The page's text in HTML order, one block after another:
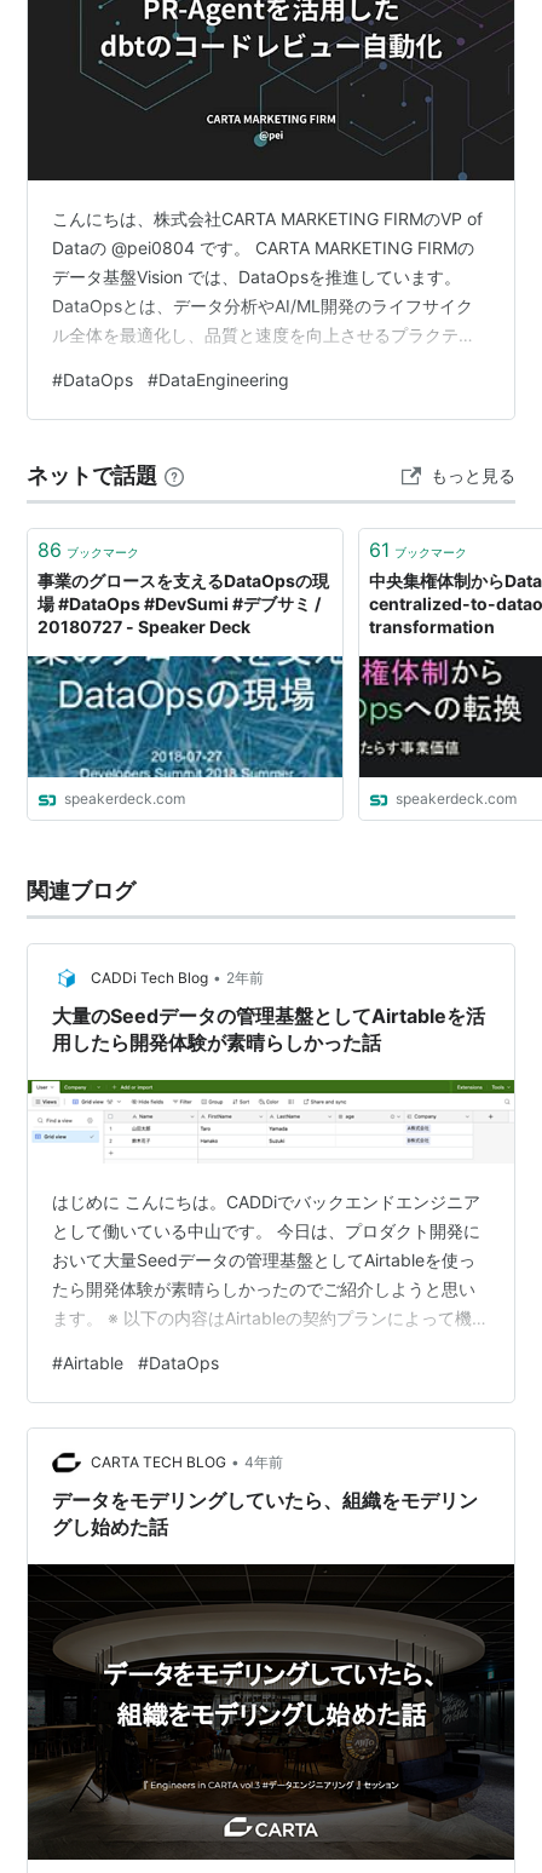
こんにちは、株式会社CARTA MARKETING FIRMのVP of
Dataの @pei0804 です。 CARTA MARKETING FIRMの
データ基盤Vision では、DataOpsを推進しています。
DataOpsとは、データ分析やAI/ML開発のライフサイク
ル全体を最適化し、品質と速度を向上させるプラクティ
現されている世界観は、「利用者は価値創出に集中で
き、基盤チームは仕組み作りに集中できる状態であ
いう取り組みをしているのか興味がある方は、こちらの
スライ…
#DataOps #DataEngineering
ネットで話題 もっと見る
86 ブックマーク
事業のグロースを支えるDataOpsの現
場 #DataOps #DevSumi #デブサミ /
20180727 - Speaker Deck
speakerdeck.com
61 ブックマーク
中央集権体制から
centralized-to-
transformation
speakerdeck.com
関連ブログ
CADDi Tech Blog • 2年前
大量のSeedデータの管理基盤としてAirtableを活
用したら開発体験が素晴らしかった話
はじめに こんにちは。CADDiでバックエンドエンジニア
として働いている中山です。 今日は、プロダクト開発に
おいて大量Seedデータの管理基盤としてAirtableを使っ
たら開発体験が素晴らしかったのでご紹介しようと思い
ます。 ※ 以下の内容はAirtableの契約プランによって機能
れてできるようになっている可能性があることはご了承
ください。 はじめに 背景 Airtableとは Airtableでできる
こと UI上で操作が完結し、データの追加/編集がサクサク
できる 表計算ソフトでおなじみの便利機能がたくさんあ
る Web APIでCRUD操作が…
#Airtable #DataOps
CARTA TECH BLOG • 4年前
データをモデリングしていたら、組織をモデリン
グし始めた話